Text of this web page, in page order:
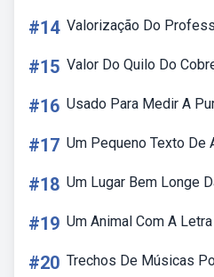
#14 Valorização Do
#15 Valor Do Quilo Do
#16 Usado Para Medir A
#17 Um Pequeno Texto De
#18 Um Lugar Bem Longe
#19 Um Animal Com A Letra
#20 Trechos De Músicas